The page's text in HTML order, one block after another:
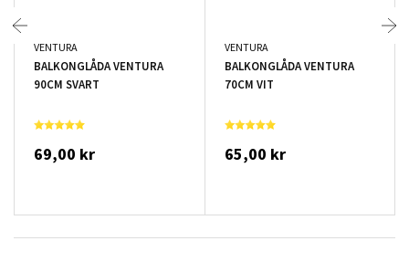
VENTURA
BALKONGLÅDA VENTURA
90CM SVART
69,00 kr
VENTURA
BALKONGLÅDA VENTURA
70CM VIT
65,00 kr